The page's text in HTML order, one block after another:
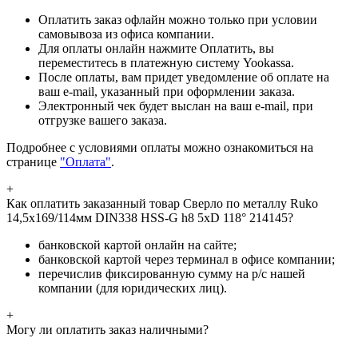
Оплатить заказ офлайн можно только при условии
самовывоза из офиса компании.
Для оплаты онлайн нажмите Оплатить, вы
переместитесь в платежную систему Yookassa.
После оплаты, вам придет уведомление об оплате на
ваш e-mail, указанный при оформлении заказа.
Электронный чек будет выслан на ваш e-mail, при
отгрузке вашего заказа.
Подробнее с условиями оплаты можно ознакомиться на
странице "Оплата".
+
Как оплатить заказанный товар Сверло по металлу Ruko
14,5x169/114мм DIN338 HSS-G h8 5xD 118° 214145?
банковской картой онлайн на сайте;
банковской картой через терминал в офисе компании;
перечислив фиксированную сумму на р/с нашей
компании (для юридических лиц).
+
Могу ли оплатить заказ наличными?